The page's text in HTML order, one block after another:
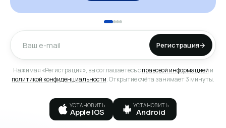
Регистрация→
Нажимая «Регистрация», вы соглашаетесь справовой информацией и
политикой конфиденциальности. Открытие счёта занимает 3 минуты.
УСТАНОВИТЬ
Apple IOS
УСТАНОВИТЬ
Android